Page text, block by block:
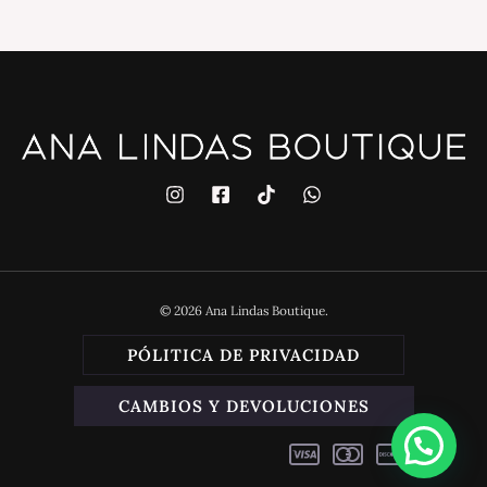
© 2026 Ana Lindas Boutique.
PÓLITICA DE PRIVACIDAD
CAMBIOS Y DEVOLUCIONES